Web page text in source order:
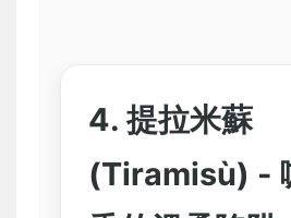
4. 提拉米蘇
(Tiramisù) -